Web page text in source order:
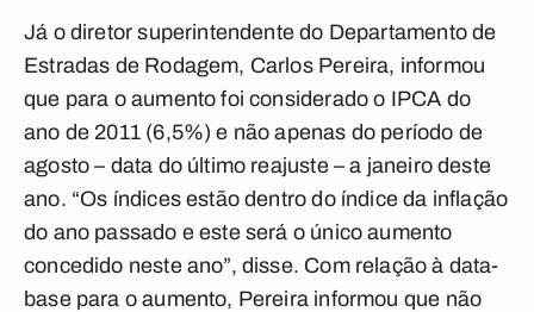
Já o diretor superintendente do Departamento de
Estradas de Rodagem, Carlos Pereira, informou
que para o aumento foi considerado o IPCA do
ano de 2011 (6,5%) e não apenas do período de
agosto – data do último reajuste – a janeiro deste
ano. “Os índices estão dentro do índice da inflação
do ano passado e este será o único aumento
concedido neste ano”, disse. Com relação à data-
base para o aumento, Pereira informou que não